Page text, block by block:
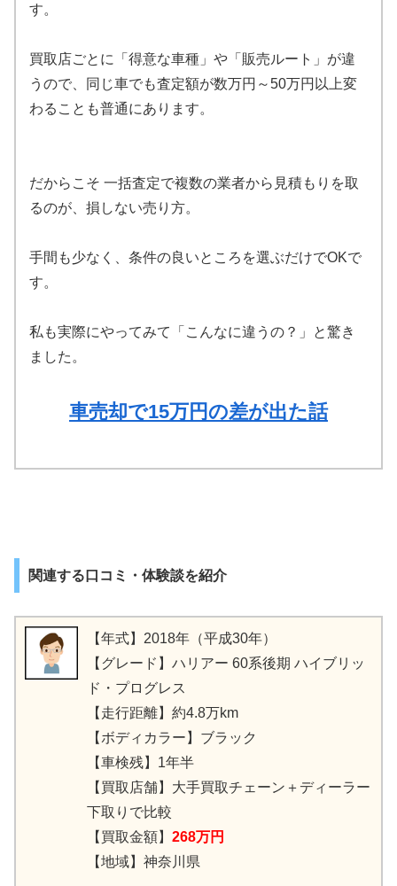
す。
買取店ごとに「得意な車種」や「販売ルート」が違
うので、同じ車でも査定額が数万円～50万円以上変
わることも普通にあります。
だからこそ 一括査定で複数の業者から見積もりを取
るのが、損しない売り方。
手間も少なく、条件の良いところを選ぶだけでOKで
す。
私も実際にやってみて「こんなに違うの？」と驚き
ました。
車売却で15万円の差が出た話
関連する口コミ・体験談を紹介
【年式】2018年（平成30年）
【グレード】ハリアー 60系後期 ハイブリッ
ド・プログレス
【走行距離】約4.8万km
【ボディカラー】ブラック
【車検残】1年半
【買取店舗】大手買取チェーン＋ディーラー
下取りで比較
【買取金額】 268万円
【地域】神奈川県